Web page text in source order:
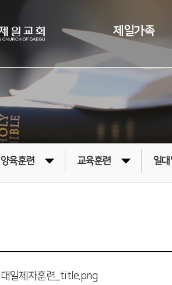
제일가족
양육훈련 교육훈련 일